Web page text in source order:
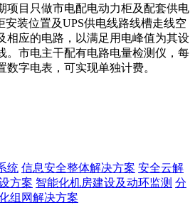
项目只做市电配电动力柜及配套供电
安装位置及UPS供电线路线槽走线空
相应的电路，以满足用电峰值为其设
。市电主干配有电路电量检测仪，每
数字电表，可实现单独计费。
统 信息安全整体解决方案 安全云解
方案 智能化机房建设及动环监测 分
组网解决方案